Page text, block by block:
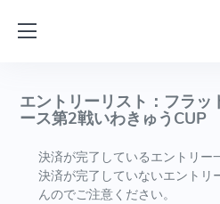
エントリーリスト：フラッ
ース第2戦いわきゅうCUP
決済が完了しているエントリー
決済が完了していないエントリ
んのでご注意ください。